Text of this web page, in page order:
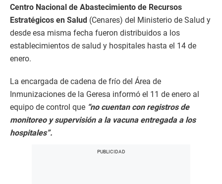
Centro Nacional de Abastecimiento de Recursos
Estratégicos en Salud (Cenares) del Ministerio de Salud y
desde esa misma fecha fueron distribuidos a los
establecimientos de salud y hospitales hasta el 14 de
enero.
La encargada de cadena de frío del Área de
Inmunizaciones de la Geresa informó el 11 de enero al
equipo de control que “no cuentan con registros de
monitoreo y supervisión a la vacuna entregada a los
hospitales”.